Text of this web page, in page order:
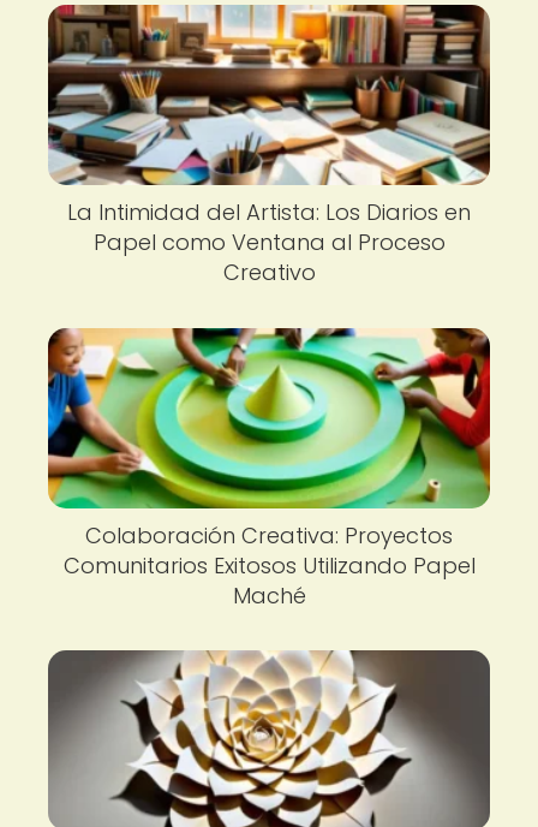
La Intimidad del Artista: Los Diarios en
Papel como Ventana al Proceso
Creativo
Colaboración Creativa: Proyectos
Comunitarios Exitosos Utilizando Papel
Maché